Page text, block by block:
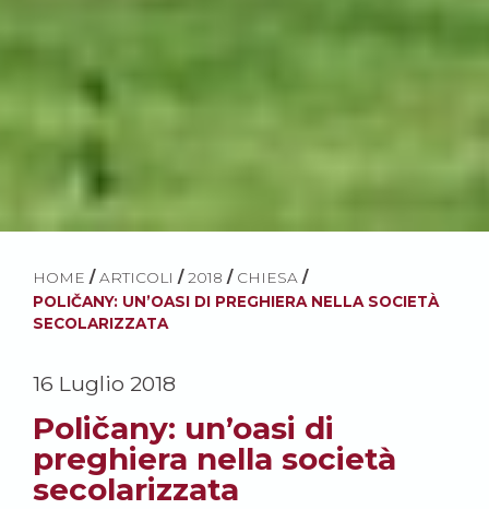
HOME / ARTICOLI / 2018 / CHIESA /
POLIČANY: UN’OASI DI PREGHIERA NELLA SOCIETÀ
SECOLARIZZATA
16 Luglio 2018
Poličany: un’oasi di
preghiera nella società
secolarizzata